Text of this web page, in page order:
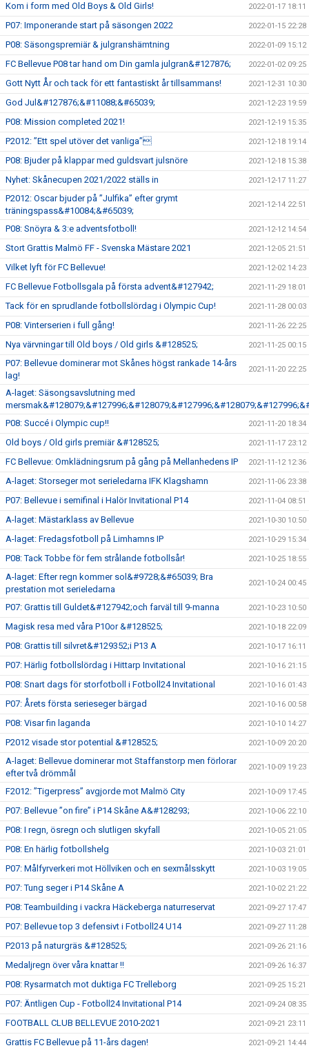
Kom i form med Old Boys & Old Girls! 2022-01-17 18:11
P07: Imponerande start på säsongen 2022 2022-01-15 22:28
P08: Säsongspremiär & julgranshämtning 2022-01-09 15:12
FC Bellevue P08 tar hand om Din gamla julgran&#127876; 2022-01-02 09:25
Gott Nytt År och tack för ett fantastiskt år tillsammans! 2021-12-31 10:30
God Jul&#127876;&#11088;&#65039; 2021-12-23 19:59
P08: Mission completed 2021! 2021-12-19 15:35
P2012: ”Ett spel utöver det vanliga” 2021-12-18 19:14
P08: Bjuder på klappar med guldsvart julsnöre 2021-12-18 15:38
Nyhet: Skånecupen 2021/2022 ställs in 2021-12-17 11:27
P2012: Oscar bjuder på ”Julfika” efter grymt
träningspass&#10084;&#65039;
2021-12-14 22:51
P08: Snöyra & 3:e adventsfotboll! 2021-12-12 14:54
Stort Grattis Malmö FF - Svenska Mästare 2021 2021-12-05 21:51
Vilket lyft för FC Bellevue! 2021-12-02 14:23
FC Bellevue Fotbollsgala på första advent&#127942; 2021-11-29 18:01
Tack för en sprudlande fotbollslördag i Olympic Cup! 2021-11-28 00:03
P08: Vinterserien i full gång! 2021-11-26 22:25
Nya värvningar till Old boys / Old girls &#128525; 2021-11-25 00:15
P07: Bellevue dominerar mot Skånes högst rankade 14-års
lag!
2021-11-20 22:25
A-laget: Säsongsavslutning med
P08: Succé i Olympic cup!!
2021-11-20 18:34
Old boys / Old girls premiär &#128525; 2021-11-17 23:12
FC Bellevue: Omklädningsrum på gång på Mellanhedens IP 2021-11-12 12:36
A-laget: Storseger mot serieledarna IFK Klagshamn 2021-11-06 23:38
P07: Bellevue i semifinal i Halör Invitational P14 2021-11-04 08:51
A-laget: Mästarklass av Bellevue 2021-10-30 10:50
A-laget: Fredagsfotboll på Limhamns IP 2021-10-29 15:34
P08: Tack Tobbe för fem strålande fotbollsår! 2021-10-25 18:55
A-laget: Efter regn kommer sol&#9728;&#65039; Bra
prestation mot serieledarna
2021-10-24 00:45
P07: Grattis till Guldet&#127942;och farväl till 9-manna 2021-10-23 10:50
Magisk resa med våra P10or &#128525; 2021-10-18 22:09
P08: Grattis till silvret&#129352;i P13 A 2021-10-17 16:11
P07: Härlig fotbollslördag i Hittarp Invitational 2021-10-16 21:15
P08: Snart dags för storfotboll i Fotboll24 Invitational 2021-10-16 01:43
P07: Årets första serieseger bärgad 2021-10-16 00:58
P08: Visar fin laganda 2021-10-10 14:27
P2012 visade stor potential &#128525; 2021-10-09 20:20
A-laget: Bellevue dominerar mot Staffanstorp men förlorar
efter två drömmål
2021-10-09 19:23
F2012: ”Tigerpress” avgjorde mot Malmö City 2021-10-09 17:45
P07: Bellevue ”on fire” i P14 Skåne A&#128293; 2021-10-06 22:10
P08: I regn, ösregn och slutligen skyfall 2021-10-05 21:05
P08: En härlig fotbollshelg 2021-10-03 21:01
P07: Målfyrverkeri mot Höllviken och en sexmålsskytt 2021-10-03 19:05
P07: Tung seger i P14 Skåne A 2021-10-02 21:22
P08: Teambuilding i vackra Häckeberga naturreservat 2021-09-27 17:47
P07: Bellevue top 3 defensivt i Fotboll24 U14 2021-09-27 11:28
P2013 på naturgräs &#128525; 2021-09-26 21:16
Medaljregn över våra knattar !! 2021-09-26 16:37
P08: Rysarmatch mot duktiga FC Trelleborg 2021-09-25 15:21
P07: Äntligen Cup - Fotboll24 Invitational P14 2021-09-24 08:35
FOOTBALL CLUB BELLEVUE 2010-2021 2021-09-21 23:11
Grattis FC Bellevue på 11-års dagen! 2021-09-21 14:44